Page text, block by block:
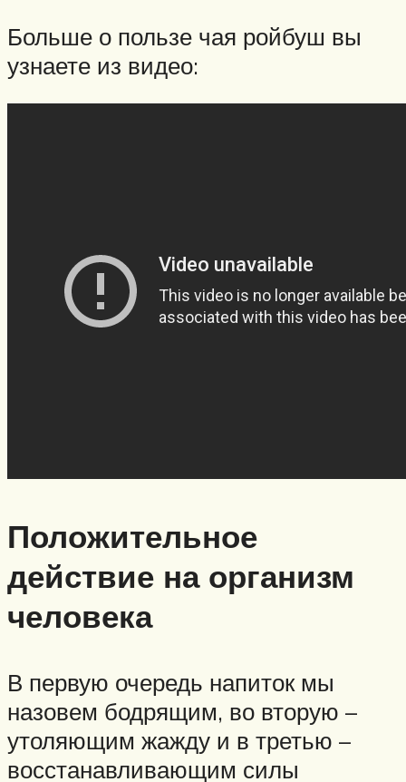
Больше о пользе чая ройбуш вы
узнаете из видео:
Положительное
действие на организм
человека
В первую очередь напиток мы
назовем бодрящим, во вторую –
утоляющим жажду и в третью –
восстанавливающим силы